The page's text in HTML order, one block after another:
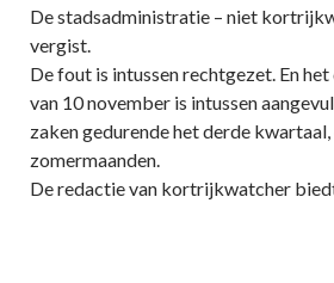
De stadsadministratie – niet
vergist.
De fout is intussen rechtgezet. En
van 10 november is intussen
zaken gedurende het derde
zomermaanden.
De redactie van kortrijkwatcher